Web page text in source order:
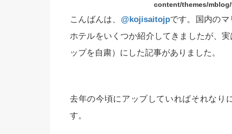
content/themes/
こんばんは、 @kojisaitojpです。国内の
ホテルをいくつか紹介してきましたが、
ップを自粛）にした記事がありました。
去年の今頃にアップしていればそれなり
す。